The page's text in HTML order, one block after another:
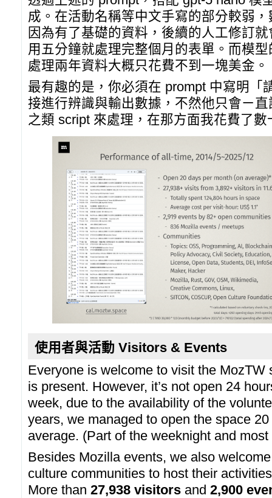
成。在活動名稱等中文手寫的部分較弱
因為有了基礎的資料，後續的人工修訂
用五分鐘就處理完整個月的表單。而模
處理兩年資料大概只花費不到一塊美金。
最有趣的是，你必須在 prompt 中寫明「
接進行辨識與輸出數據，不然他只會ㄧ
之類 script 來處理，在那方面我花費了
使用者與活動 Visitors & Events
Everyone is welcome to visit the MozTW
is present. However, it’s not open 24
week, due to the availability of the
years, we managed to open the space
average. (Part of the weeknight and
Besides Mozilla events, we also
culture communities to host their
More than 27,938 visitors and 2,900